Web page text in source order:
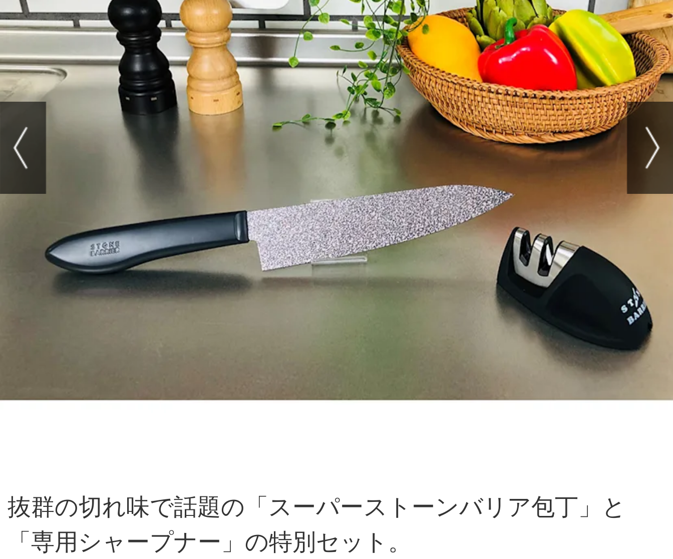
抜群の切れ味で話題の「スーパーストーンバリア包丁」と
「専用シャープナー」の特別セット。